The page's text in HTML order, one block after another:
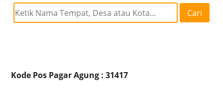
Cari
Kode Pos Pagar Agung : 31417